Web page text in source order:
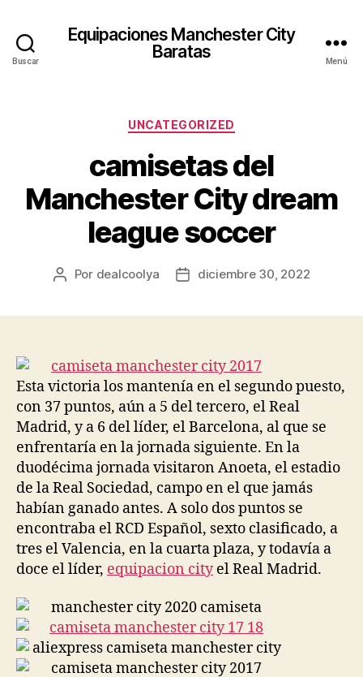
Buscar
Equipaciones Manchester City
Baratas
Menú
Categorías
UNCATEGORIZED
camisetas del
Manchester City dream
league soccer
Autor
Por dealcoolya
Fechadiciembre 30, 2022
Esta victoria los mantenía en el segundo puesto,
con 37 puntos, aún a 5 del tercero, el Real
Madrid, y a 6 del líder, el Barcelona, al que se
enfrentaría en la jornada siguiente. En la
duodécima jornada visitaron Anoeta, el estadio
de la Real Sociedad, campo en el que jamás
habían ganado antes. A solo dos puntos se
encontraba el RCD Español, sexto clasificado, a
tres el Valencia, en la cuarta plaza, y todavía a
doce el líder, equipacion cityel Real Madrid.